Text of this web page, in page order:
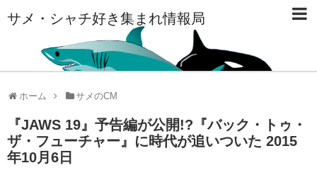
サメ・シャチ好き集まれ情報局
ホーム サメのCM
『JAWS 19』予告編が公開!?『バック・トゥ・
ザ・フューチャー』に時代が追いついた 2015
年10月6日